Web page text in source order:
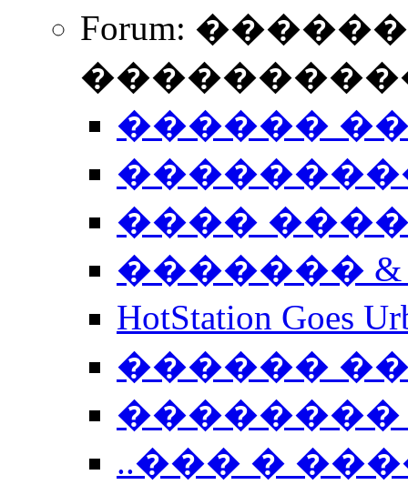
Forum:
������
����
�������
HotStation
������
��������
..��� �